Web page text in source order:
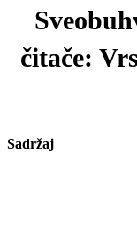
čitače:
Sadržaj